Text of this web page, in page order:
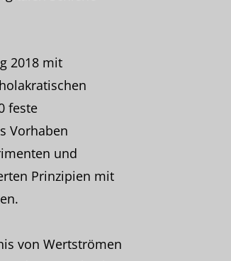
2018 mit
feste
Vorhaben
und
Prinzipien mit
von Wertströmen